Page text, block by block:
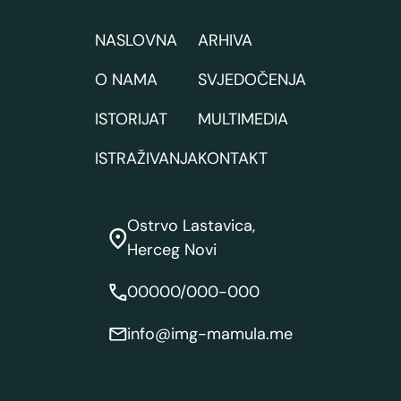
NASLOVNA
O NAMA
ISTORIJAT
ISTRAŽIVANJA
ARHIVA
SVJEDOČENJA
MULTIMEDIA
KONTAKT
Ostrvo Lastavica,
Herceg Novi
00000/000-000
info@img-mamula.me